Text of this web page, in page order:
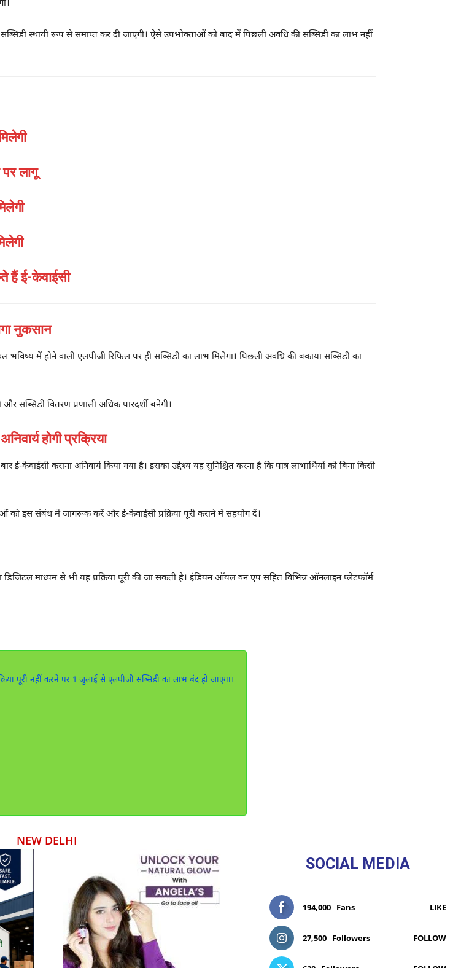
स्थायी रूप से समाप्त कर दी जाएगी। ऐसे उपभोक्ताओं को बाद में पिछली अवधि की सब्सिडी का लाभ नहीं
लागू
हैं ई-केवाईसी
नुकसान
में होने वाली एलपीजी रिफिल पर ही सब्सिडी का लाभ मिलेगा। पिछली अवधि की बकाया सब्सिडी का
सब्सिडी वितरण प्रणाली अधिक पारदर्शी बनेगी।
होगी प्रक्रिया
ई-केवाईसी कराना अनिवार्य किया गया है। इसका उद्देश्य यह सुनिश्चित करना है कि पात्र लाभार्थियों को बिना किसी
को इस संबंध में जागरूक करें और ई-केवाईसी प्रक्रिया पूरी कराने में सहयोग दें।
माध्यम से भी यह प्रक्रिया पूरी की जा सकती है। इंडियन ऑयल वन एप सहित विभिन्न ऑनलाइन प्लेटफॉर्म
पूरी नहीं करने पर 1 जुलाई से एलपीजी सब्सिडी का लाभ बंद हो जाएगा।
NEW DELHI
SOCIAL MEDIA
194,000 Fans LIKE
27,500 Followers FOLLOW